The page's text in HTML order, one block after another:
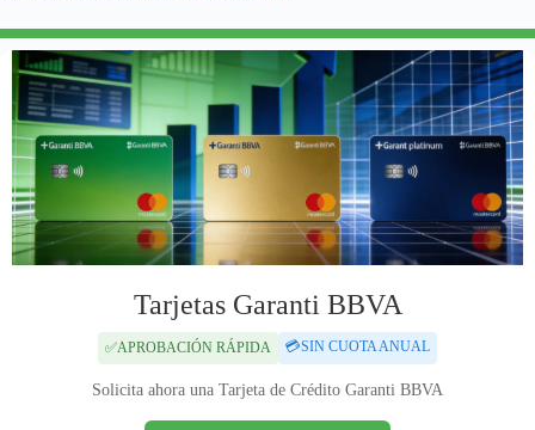
Tarjetas Garanti BBVA
✅APROBACIÓN RÁPIDA 💳SIN CUOTA ANUAL
Solicita ahora una Tarjeta de Crédito Garanti BBVA